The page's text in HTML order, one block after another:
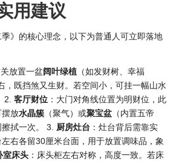
用建议
》的核心理念，以下为普通人可立即落地
关放置一盆 阔叶绿植 （如发财树、幸福
，既挡煞又生财。若空间小，可挂一幅山水
2. 客厅财位 ：大门对角线位置为明财位，此
摆放水晶簇 （聚气）或聚宝盆 （内置五帝
拭一次。 3. 厨房灶台 ：灶台背后需靠实
右各留30厘米台面，用于放置调味品，象
室床头 ：床头柜左右对称，高度一致。若床